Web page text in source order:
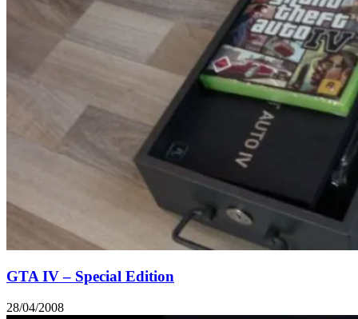
GTA IV – Special Edition
28/04/2008